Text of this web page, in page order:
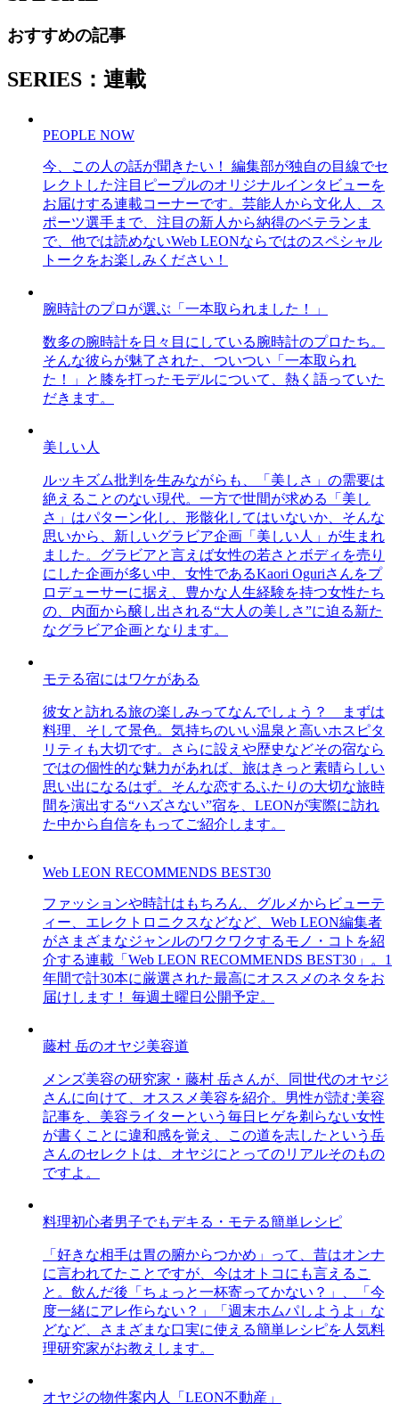
おすすめの記事
SERIES：連載
PEOPLE NOW
今、この人の話が聞きたい！ 編集部が独自の目線でセ
レクトした注目ピープルのオリジナルインタビューを
お届けする連載コーナーです。芸能人から文化人、ス
ポーツ選手まで、注目の新人から納得のベテランま
で、他では読めないWeb LEONならではのスペシャル
トークをお楽しみください！
腕時計のプロが選ぶ「一本取られました！」
数多の腕時計を日々目にしている腕時計のプロたち。
そんな彼らが魅了された、ついつい「一本取られ
た！」と膝を打ったモデルについて、熱く語っていた
だきます。
美しい人
ルッキズム批判を生みながらも、「美しさ」の需要は
絶えることのない現代。一方で世間が求める「美し
さ」はパターン化し、形骸化してはいないか、そんな
思いから、新しいグラビア企画「美しい人」が生まれ
ました。グラビアと言えば女性の若さとボディを売り
にした企画が多い中、女性であるKaori Oguriさんをプ
ロデューサーに据え、豊かな人生経験を持つ女性たち
の、内面から醸し出される“大人の美しさ”に迫る新た
なグラビア企画となります。
モテる宿にはワケがある
彼女と訪れる旅の楽しみってなんでしょう？ まずは
料理、そして景色。気持ちのいい温泉と高いホスピタ
リティも大切です。さらに設えや歴史などその宿なら
ではの個性的な魅力があれば、旅はきっと素晴らしい
思い出になるはず。そんな恋するふたりの大切な旅時
間を演出する“ハズさない”宿を、LEONが実際に訪れ
た中から自信をもってご紹介します。
Web LEON RECOMMENDS BEST30
ファッションや時計はもちろん、グルメからビューテ
ィー、エレクトロニクスなどなど、Web LEON編集者
がさまざまなジャンルのワクワクするモノ・コトを紹
介する連載「Web LEON RECOMMENDS BEST30」。1
年間で計30本に厳選された最高にオススメのネタをお
届けします！ 毎週土曜日公開予定。
藤村 岳のオヤジ美容道
メンズ美容の研究家・藤村 岳さんが、同世代のオヤジ
さんに向けて、オススメ美容を紹介。男性が読む美容
記事を、美容ライターという毎日ヒゲを剃らない女性
が書くことに違和感を覚え、この道を志したという岳
さんのセレクトは、オヤジにとってのリアルそのもの
ですよ。
料理初心者男子でもデキる・モテる簡単レシピ
「好きな相手は胃の腑からつかめ」って、昔はオンナ
に言われてたことですが、今はオトコにも言えるこ
と。飲んだ後「ちょっと一杯寄ってかない？」、「今
度一緒にアレ作らない？」「週末ホムパしようよ」な
どなど、さまざまな口実に使える簡単レシピを人気料
理研究家がお教えします。
オヤジの物件案内人「LEON不動産」